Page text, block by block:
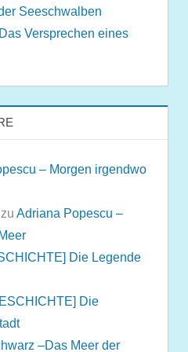
Seeschwalben
Versprechen eines
– Morgen irgendwo
Adriana Popescu –
Die Legende
Die
–Das Meer der